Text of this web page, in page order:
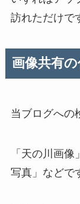
訪れただけで
画像共有の
当ブログへの
「天の川画
写真」などで